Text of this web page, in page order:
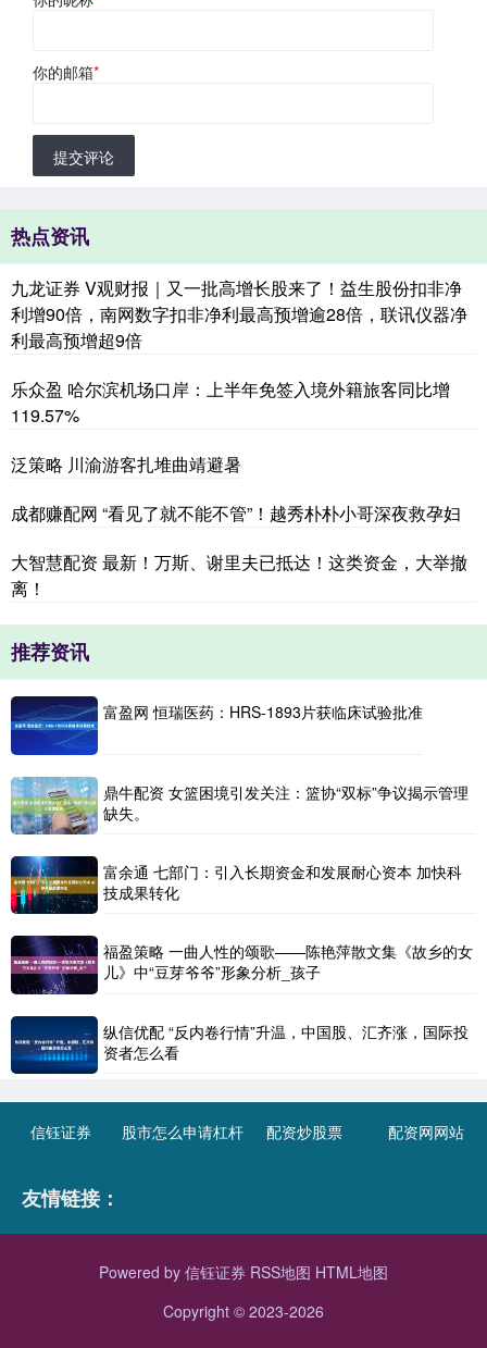
你的邮箱*
提交评论
热点资讯
九龙证券 V观财报｜又一批高增长股来了！益生股份扣非净
利增90倍，南网数字扣非净利最高预增逾28倍，联讯仪器净
利最高预增超9倍
乐众盈 哈尔滨机场口岸：上半年免签入境外籍旅客同比增
119.57%
泛策略 川渝游客扎堆曲靖避暑
成都赚配网 “看见了就不能不管”！越秀朴朴小哥深夜救孕妇
大智慧配资 最新！万斯、谢里夫已抵达！这类资金，大举撤
离！
推荐资讯
富盈网 恒瑞医药：HRS-1893片获临床试验批准
鼎牛配资 女篮困境引发关注：篮协“双标”争议揭示管理
缺失。
富余通 七部门：引入长期资金和发展耐心资本 加快科
技成果转化
福盈策略 一曲人性的颂歌——陈艳萍散文集《故乡的女
儿》中“豆芽爷爷”形象分析_孩子
纵信优配 “反内卷行情”升温，中国股、汇齐涨，国际投
资者怎么看
信钰证券 股市怎么申请杠杆 配资炒股票 配资网网站
友情链接：
Powered by 信钰证券 RSS地图 HTML地图
Copyright © 2023-2026